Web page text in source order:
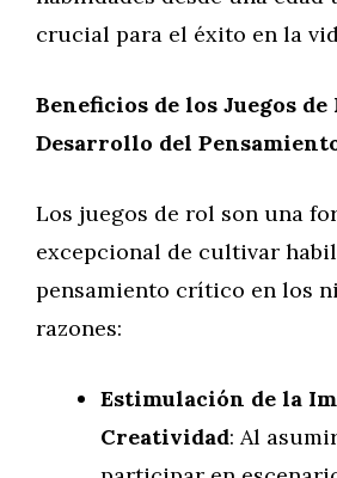
crucial para el éxito en la
Beneficios de los Juegos de
Desarrollo del
Los juegos de rol son una
excepcional de cultivar
pensamiento crítico en los
razones:
Estimulación de la
Creatividad: Al